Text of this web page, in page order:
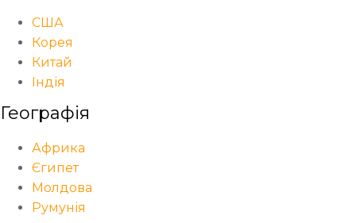
США
Корея
Китай
Індія
Географія
Африка
Єгипет
Молдова
Румунія